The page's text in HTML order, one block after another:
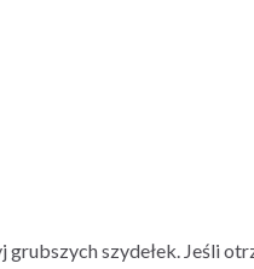
szydełek. Jeśli